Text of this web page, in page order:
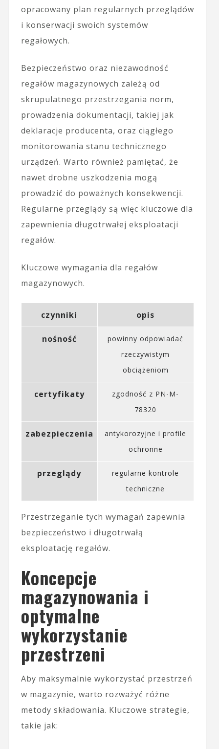
opracowany plan regularnych przeglądów
i konserwacji swoich systemów
regałowych.
Bezpieczeństwo oraz niezawodność
regałów magazynowych zależą od
skrupulatnego przestrzegania norm,
prowadzenia dokumentacji, takiej jak
deklaracje producenta, oraz ciągłego
monitorowania stanu technicznego
urządzeń. Warto również pamiętać, że
nawet drobne uszkodzenia mogą
prowadzić do poważnych konsekwencji.
Regularne przeglądy są więc kluczowe dla
zapewnienia długotrwałej eksploatacji
regałów.
Kluczowe wymagania dla regałów
magazynowych.
czynniki opis
nośność
powinny odpowiadać
rzeczywistym
obciążeniom
certyfikaty
zgodność z PN-M-
78320
zabezpieczenia
antykorozyjne i profile
ochronne
przeglądy
regularne kontrole
techniczne
Przestrzeganie tych wymagań zapewnia
bezpieczeństwo i długotrwałą
eksploatację regałów.
Koncepcje
magazynowania i
optymalne
wykorzystanie
przestrzeni
Aby maksymalnie wykorzystać przestrzeń
w magazynie, warto rozważyć różne
metody składowania. Kluczowe strategie,
takie jak: